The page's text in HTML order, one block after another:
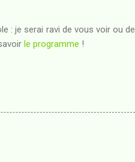
: je serai ravi de vous voir ou de
le programme !